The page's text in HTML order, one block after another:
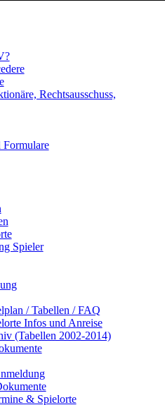
Rechtsausschuss,
Formulare
Spieler
/ Tabellen / FAQ
Infos und Anreise
(Tabellen 2002-2014)
& Spielorte